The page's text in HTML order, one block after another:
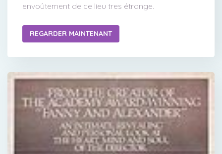
envoûtement de ce lieu tres étrange.
REGARDER MAINTENANT